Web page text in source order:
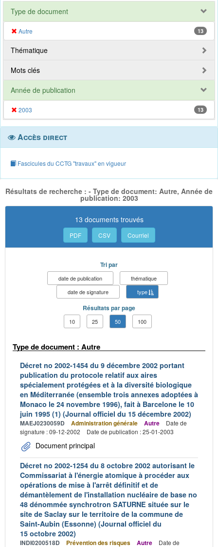
Type de document
Autre 13
Thématique
Mots clés
Année de publication
2003 13
Accès direct
Fascicules du CCTG "travaux" en vigueur
Résultats de recherche : - Type de document: Autre, Année de
publication: 2003
13 documents trouvés
PDF CSV Courriel
Tri par
date de publication
thématique
date de signature
type
Résultats par page
10 25 50 100
Type de document : Autre
Décret no 2002-1454 du 9 décembre 2002 portant
publication du protocole relatif aux aires
spécialement protégées et à la diversité biologique
en Méditerranée (ensemble trois annexes adoptées à
Monaco le 24 novembre 1996), fait à Barcelone le 10
juin 1995 (1) (Journal officiel du 15 décembre 2002)
MAEJ0230059D Administration générale Autre
Date de
signature : 09-12-2002
Date de publication : 25-01-2003
Document principal
Décret no 2002-1254 du 8 octobre 2002 autorisant le
Commissariat à l'énergie atomique à procéder aux
opérations de mise à l'arrêt définitif et de
démantèlement de l'installation nucléaire de base no
48 dénommée synchrotron SATURNE située sur le
site de Saclay sur le territoire de la commune de
Saint-Aubin (Essonne) (Journal officiel du
15 octobre 2002)
INDI0200518D Prévention des risques Autre Date de